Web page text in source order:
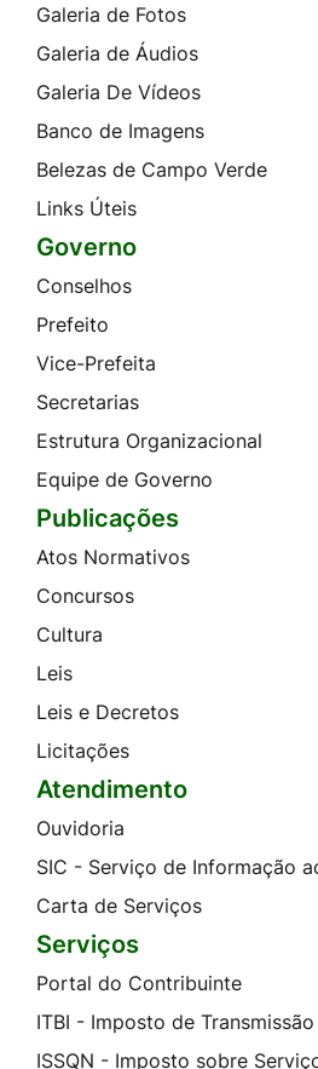
Galeria de Fotos
Galeria de Áudios
Galeria De Vídeos
Banco de Imagens
Belezas de Campo Verde
Links Úteis
Governo
Conselhos
Prefeito
Vice-Prefeita
Secretarias
Estrutura Organizacional
Equipe de Governo
Publicações
Atos Normativos
Concursos
Cultura
Leis
Leis e Decretos
Licitações
Atendimento
Ouvidoria
SIC - Serviço de Informação
Carta de Serviços
Serviços
Portal do Contribuinte
ITBI - Imposto de
ISSQN - Imposto sobre